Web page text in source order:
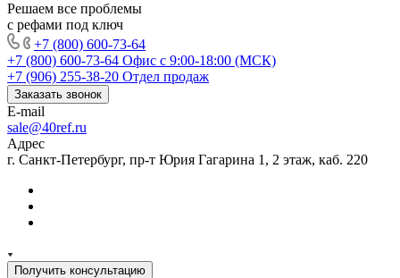
Решаем все проблемы
с рефами под ключ
+7 (800) 600-73-64
+7 (800) 600-73-64 Офис с 9:00-18:00 (МСК)
+7 (906) 255-38-20 Отдел продаж
Заказать звонок
E-mail
sale@40ref.ru
Адрес
г. Санкт-Петербург, пр-т Юрия Гагарина 1, 2 этаж, каб. 220
Получить консультацию